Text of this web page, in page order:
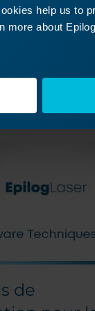
help us to
more about
de